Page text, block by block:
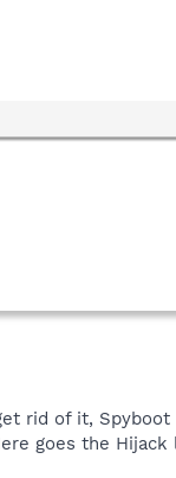
rid of it,
goes the Hijack